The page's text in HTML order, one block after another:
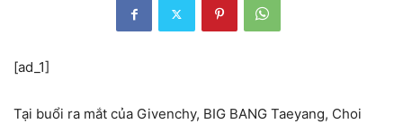
[ad_1]
Tại buổi ra mắt của Givenchy, BIG BANG Taeyang, Choi